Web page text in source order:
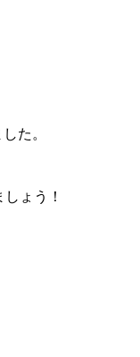
た。
ょう！